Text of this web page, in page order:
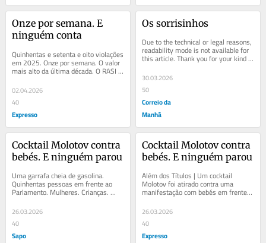
Onze por semana. E
ninguém conta
Quinhentas e setenta e oito violações
em 2025. Onze por semana. O valor
mais alto da última década. O RASI
Nenhuma...
02.04.2026
40
Expresso
Os sorrisinhos
Due to the technical or legal reasons,
readability mode is not available for
this article. Thank you for your kind
30.03.2026
50
Correio da
Manhã
Cocktail Molotov contra
bebés. E ninguém parou
Uma garrafa cheia de gasolina.
Quinhentas pessoas em frente ao
Parlamento. Mulheres. Crianças.
Bebés ao colo. Um homem de 39
anos aproximou-se e...
26.03.2026
40
Sapo
Cocktail Molotov contra
bebés. E ninguém parou
Além dos Títulos | Um cocktail
Molotov foi atirado contra uma
manifestação com bebés em frente
ao Parlamento. O autor saiu do
tribunal no dia...
26.03.2026
40
Expresso